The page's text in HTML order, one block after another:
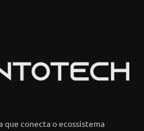
que conecta o ecossistema